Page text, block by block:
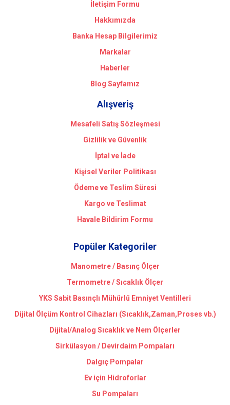
İletişim Formu
Hakkımızda
Banka Hesap Bilgilerimiz
Markalar
Haberler
Blog Sayfamız
Alışveriş
Mesafeli Satış Sözleşmesi
Gizlilik ve Güvenlik
İptal ve İade
Kişisel Veriler Politikası
Ödeme ve Teslim Süresi
Kargo ve Teslimat
Havale Bildirim Formu
Popüler Kategoriler
Manometre / Basınç Ölçer
Termometre / Sıcaklık Ölçer
YKS Sabit Basınçlı Mühürlü Emniyet Ventilleri
Dijital Ölçüm Kontrol Cihazları (Sıcaklık,Zaman,Proses vb.)
Dijital/Analog Sıcaklık ve Nem Ölçerler
Sirkülasyon / Devirdaim Pompaları
Dalgıç Pompalar
Ev için Hidroforlar
Su Pompaları